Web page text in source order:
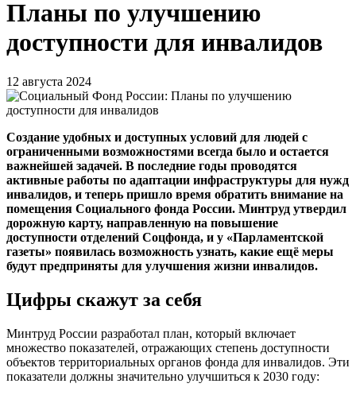
Планы по улучшению
доступности для инвалидов
12 августа 2024
Создание удобных и доступных условий для людей с
ограниченными возможностями всегда было и остается
важнейшей задачей. В последние годы проводятся
активные работы по адаптации инфраструктуры для нужд
инвалидов, и теперь пришло время обратить внимание на
помещения Социального фонда России. Минтруд утвердил
дорожную карту, направленную на повышение
доступности отделений Соцфонда, и у «Парламентской
газеты» появилась возможность узнать, какие ещё меры
будут предприняты для улучшения жизни инвалидов.
Цифры скажут за себя
Минтруд России разработал план, который включает
множество показателей, отражающих степень доступности
объектов территориальных органов фонда для инвалидов. Эти
показатели должны значительно улучшиться к 2030 году: